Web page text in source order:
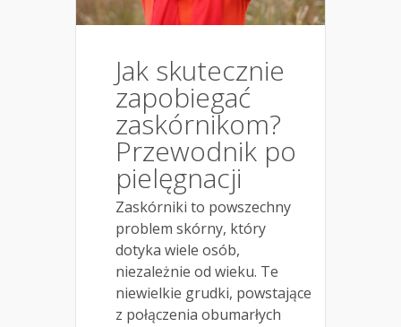
Jak skutecznie
zapobiegać
zaskórnikom?
Przewodnik po
pielęgnacji
Zaskórniki to powszechny
problem skórny, który
dotyka wiele osób,
niezależnie od wieku. Te
niewielkie grudki, powstające
z połączenia obumarłych